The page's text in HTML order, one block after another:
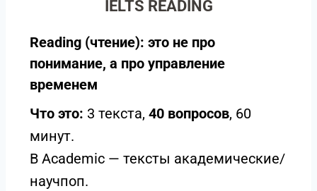
IELTS READING
Reading (чтение): это не про
понимание, а про управление
временем
Что это: 3 текста, 40 вопросов, 60
минут.
В Academic — тексты академические/
научпоп.